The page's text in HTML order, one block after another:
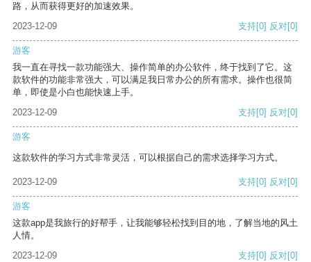
路，从而获得更好的加速效果。
2023-12-09
支持[0] 反对[0]
游客
我一直在寻找一款功能强大、操作简单的办公软件，终于找到了它。这
款软件的功能非常强大，可以满足我日常办公的所有需求。操作也很简
单，即使是小白也能快速上手。
2023-12-09
支持[0] 反对[0]
游客
这款软件的学习方式非常灵活，可以根据自己的需求选择学习方式。
2023-12-09 支持[0] 反对[0]
游客
这款app是我旅行的好帮手，让我能够轻松找到目的地，了解当地的风土
人情。
2023-12-09
支持[0] 反对[0]